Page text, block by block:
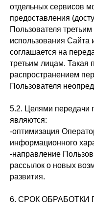
отдельных сервисов
предоставления
Пользователя
использования Сайта
соглашается на
третьим лицам. Такая
распространением
Пользователя
5.2. Целями передачи
являются:
-оптимизация
информационного
-направление
рассылок о новых
развития.
6. СРОК